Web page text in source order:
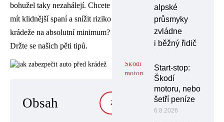
bohužel taky nezahálejí. Chcete
mít klidnější spaní a snížit riziko
krádeže na absolutní minimum?
Držte se našich pěti tipů.
Obsah ZOBRAZIT
alpské
průsmyky
zvládne
i běžný řidič
Start-stop:
Škodí
motoru, nebo
šetří peníze
6.8.2026